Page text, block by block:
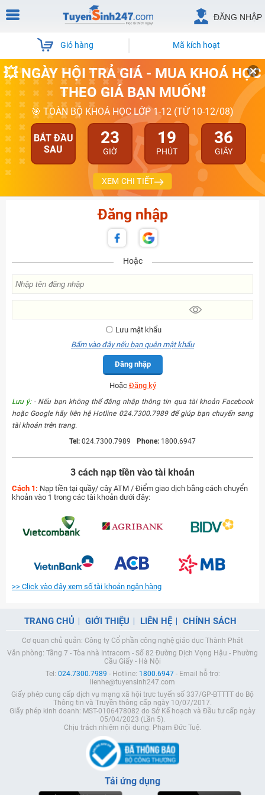
ĐĂNG NHẬP
Giỏ hàng Mã kích hoạt
💥 NGÀY HỘI TRẢ GIÁ - MUA KHOÁ HỌC
THEO GIÁ BẠN MUỐN❗
🎯 TOÀN BỘ KHOÁ HỌC LỚP 1-12 (TỪ 10-12/08)
BẮT ĐẦU
SAU
23
GIỜ
19
PHÚT
36
GIÂY
XEM CHI TIẾT
Đăng nhập
Hoặc
Lưu mật khẩu
Bấm vào đây nếu bạn quên mật khẩu
Đăng nhập
Hoặc Đăng ký
Lưu ý: - Nếu bạn không thể đăng nhập thông tin qua tài khoản Facebook
hoặc Google hãy liên hệ Hotline 024.7300.7989 để giúp bạn chuyển sang
tài khoản trên trang.
Tel: 024.7300.7989 Phone: 1800.6947
3 cách nạp tiền vào tài khoản
Cách 1: Nạp tiền tại quầy/ cây ATM / Điểm giao dịch bằng cách chuyển
khoản vào 1 trong các tài khoản dưới đây:
>> Click vào đây xem số tài khoản ngân hàng
TRANG CHỦ GIỚI THIỆU LIÊN HỆ CHÍNH SÁCH
Cơ quan chủ quản: Công ty Cổ phần công nghệ giáo dục Thành Phát
Văn phòng: Tầng 7 - Tòa nhà Intracom - Số 82 Đường Dịch Vọng Hậu - Phường
Cầu Giấy - Hà Nội
Tel: 024.7300.7989 - Hotline: 1800.6947- Email hỗ trợ:
lienhe@tuyensinh247.com
Giấy phép cung cấp dịch vụ mạng xã hội trực tuyến số 337/GP-BTTTT do Bộ
Thông tin và Truyền thông cấp ngày 10/07/2017.
Giấy phép kinh doanh: MST-0106478082 do Sở Kế hoạch và Đầu tư cấp ngày
05/04/2023 (Lần 5).
Chịu trách nhiệm nội dung: Phạm Đức Tuệ.
Tải ứng dụng